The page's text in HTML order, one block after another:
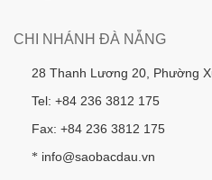
CHI NHÁNH ĐÀ NẴNG
28 Thanh Lương 20, Phường
Tel: +84 236 3812 175
Fax: +84 236 3812 175
* info@saobacdau.vn